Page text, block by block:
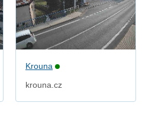
Krouna
krouna.cz